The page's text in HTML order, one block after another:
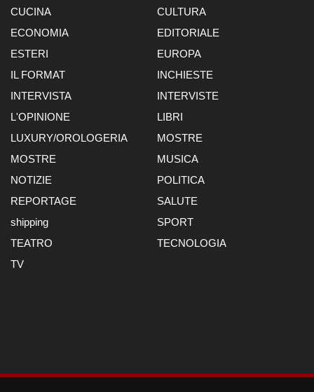
CUCINA
CULTURA
ECONOMIA
EDITORIALE
ESTERI
EUROPA
IL FORMAT
INCHIESTE
INTERVISTA
INTERVISTE
L'OPINIONE
LIBRI
LUXURY/OROLOGERIA
MOSTRE
MOSTRE
MUSICA
NOTIZIE
POLITICA
REPORTAGE
SALUTE
shipping
SPORT
TEATRO
TECNOLOGIA
TV